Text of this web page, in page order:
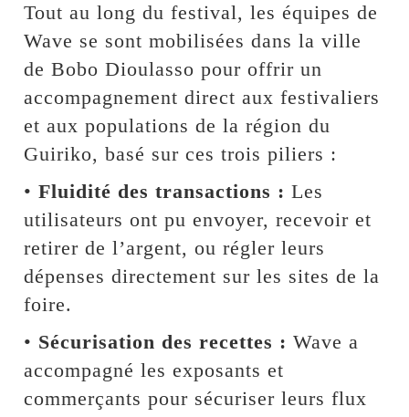
Tout au long du festival, les équipes de
Wave se sont mobilisées dans la ville
de Bobo Dioulasso pour offrir un
accompagnement direct aux festivaliers
et aux populations de la région du
Guiriko, basé sur ces trois piliers :
•Fluidité des transactions : Les
utilisateurs ont pu envoyer, recevoir et
retirer de l’argent, ou régler leurs
dépenses directement sur les sites de la
foire.
• Sécurisation des recettes : Wave a
accompagné les exposants et
commerçants pour sécuriser leurs flux